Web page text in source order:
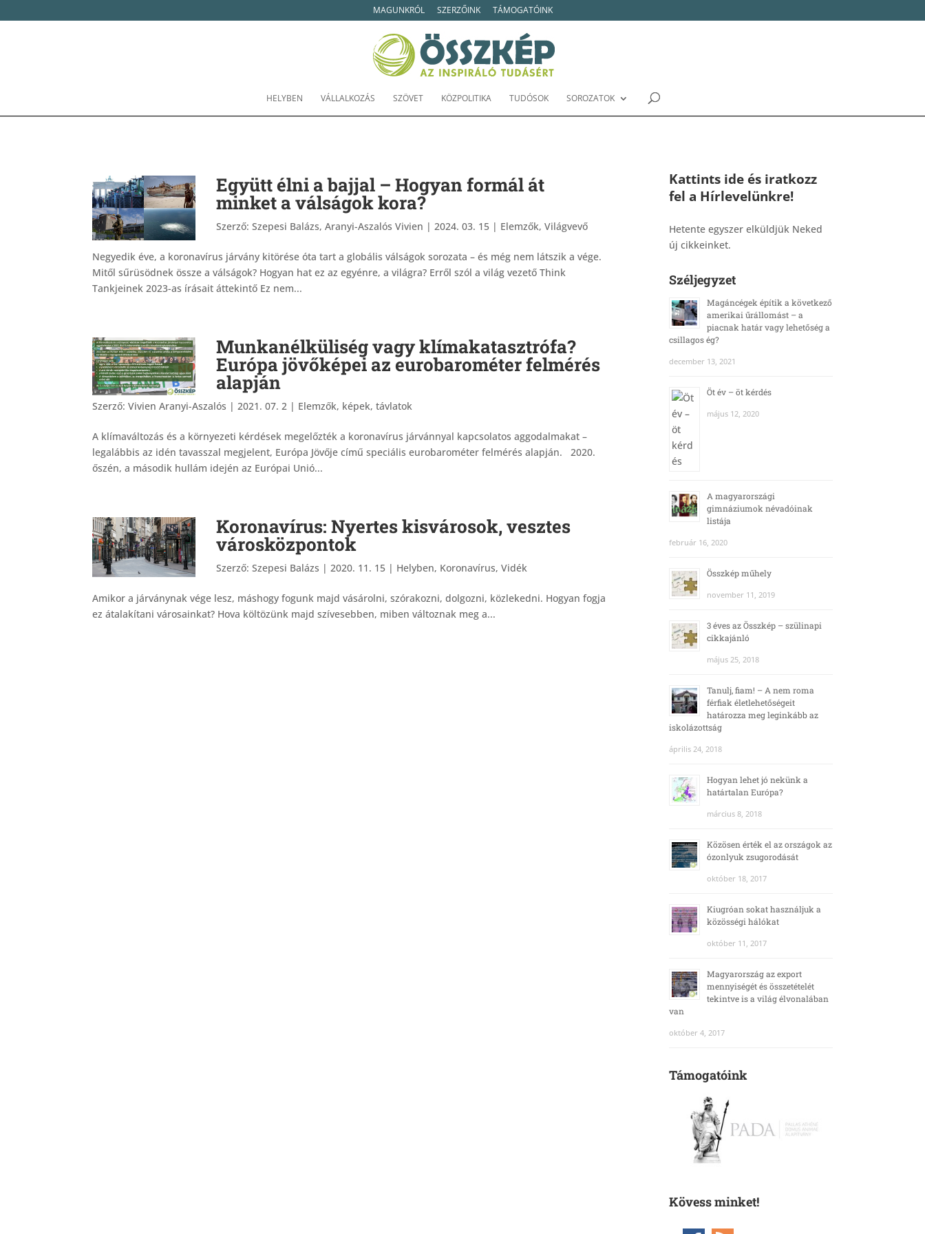
MAGUNKRÓL SZERZŐINK TÁMOGATÓINK
HELYBEN VÁLLALKOZÁS SZÖVET KÖZPOLITIKA TUDÓSOK SOROZATOK
Együtt élni a bajjal – Hogyan formál át
minket a válságok kora?
Szerző:Szepesi Balázs, Aranyi-Aszalós Vivien |2024. 03. 15 | Elemzők,Világvevő
Negyedik éve, a koronavírus járvány kitörése óta tart a globális válságok sorozata – és még nem látszik a vége.
Mitől sűrüsödnek össze a válságok? Hogyan hat ez az egyénre, a világra? Erről szól a világ vezető Think
Tankjeinek 2023-as írásait áttekintő Ez nem...
Munkanélküliség vagy klímakatasztrófa?
Európa jövőképei az eurobarométer felmérés
alapján
Szerző:Vivien Aranyi-Aszalós |2021. 07. 2 | Elemzők, képek, távlatok
A klímaváltozás és a környezeti kérdések megelőzték a koronavírus járvánnyal kapcsolatos aggodalmakat –
legalábbis az idén tavasszal megjelent, Európa Jövője című speciális eurobarométer felmérés alapján. 2020.
őszén, a második hullám idején az Európai Unió...
Koronavírus: Nyertes kisvárosok, vesztes
városközpontok
Szerző:Szepesi Balázs |2020. 11. 15 | Helyben, Koronavírus,Vidék
Amikor a járványnak vége lesz, máshogy fogunk majd vásárolni, szórakozni, dolgozni, közlekedni. Hogyan fogja
ez átalakítani városainkat? Hova költözünk majd szívesebben, miben változnak meg a...
Kattints ide és iratkozz
fel a Hírlevelünkre!
Hetente egyszer elküldjük Neked
új cikkeinket.
Széljegyzet
Magáncégek építik a következő
amerikai űrállomást – a
piacnak határ vagy lehetőség a
csillagos ég?
december 13, 2021
Öt év – öt kérdés
május 12, 2020
A magyarországi
gimnáziumok névadóinak
listája
február 16, 2020
Összkép műhely
november 11, 2019
3 éves az Összkép – szülinapi
cikkajánló
május 25, 2018
Tanulj, fiam! – A nem roma
férfiak életlehetőségeit
határozza meg leginkább az
iskolázottság
április 24, 2018
Hogyan lehet jó nekünk a
határtalan Európa?
március 8, 2018
Közösen érték el az országok az
ózonlyuk zsugorodását
október 18, 2017
Kiugróan sokat használjuk a
közösségi hálókat
október 11, 2017
Magyarország az export
mennyiségét és összetételét
tekintve is a világ élvonalában
van
október 4, 2017
Támogatóink
Kövess minket!